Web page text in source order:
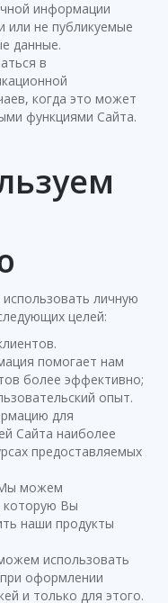
информации
или не публикуемые
данные.
в
когда это может
функциями Сайта.
личную
целей:
помогает нам
более эффективно;
опыт.
для
Сайта наиболее
предоставляемых
Мы можем
которую Вы
наши продукты
использовать
оформлении
и только для этого.